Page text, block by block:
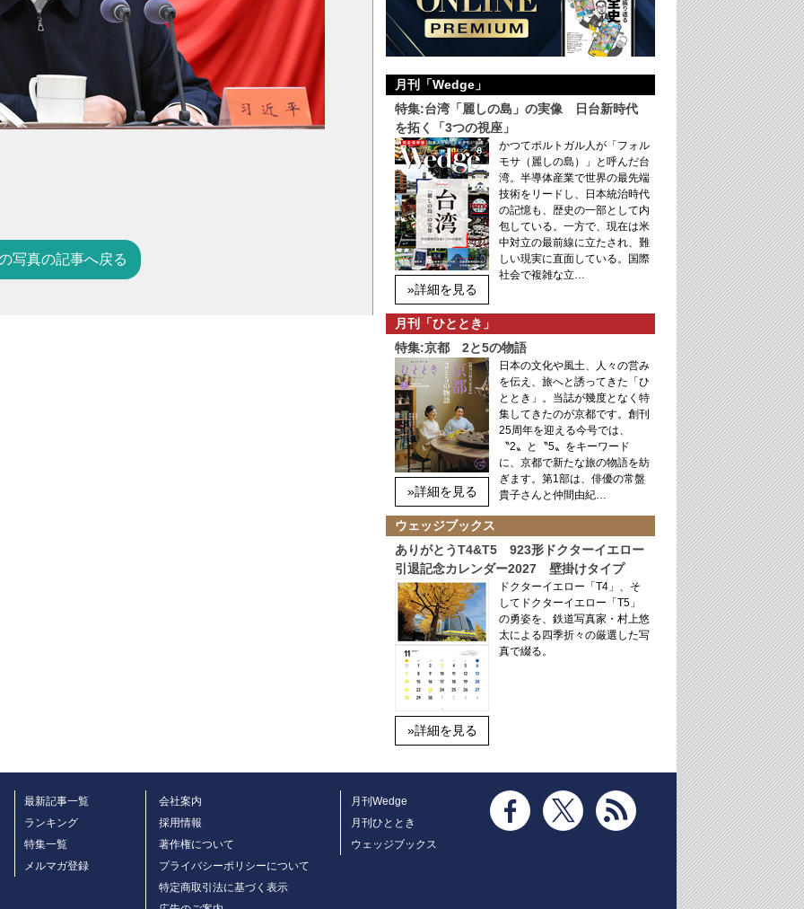
写真の記事へ戻る
月刊「Wedge」
特集:台湾「麗しの島」の実像 日台新時代
を拓く「3つの視座」
»詳細を見る
かつてポルトガル人が「フォル
モサ（麗しの島）」と呼んだ台
湾。半導体産業で世界の最先端
技術をリードし、日本統治時代
の記憶も、歴史の一部として内
包している。一方で、現在は米
中対立の最前線に立たされ、難
しい現実に直面している。国際
社会で複雑な立…
月刊「ひととき」
特集:京都 2と5の物語
»詳細を見る
日本の文化や風土、人々の営み
を伝え、旅へと誘ってきた「ひ
ととき」。当誌が幾度となく特
集してきたのが京都です。創刊
25周年を迎える今号では、
〝2〟と〝5〟をキーワード
に、京都で新たな旅の物語を紡
ぎます。第1部は、俳優の常盤
貴子さんと仲間由紀…
ウェッジブックス
ありがとうT4&T5 923形ドクターイエロー
引退記念カレンダー2027 壁掛けタイプ
»詳細を見る
ドクターイエロー「T4」、そ
してドクターイエロー「T5」
の勇姿を、鉄道写真家・村上悠
太による四季折々の厳選した写
真で綴る。
最新記事一覧
ランキング
特集一覧
メルマガ登録
会社案内
採用情報
著作権について
プライバシーポリシーについて
特定商取引法に基づく表示
月刊Wedge
月刊ひととき
ウェッジブックス